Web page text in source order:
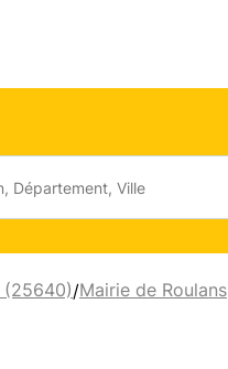
(25640)/Mairie de Roulans